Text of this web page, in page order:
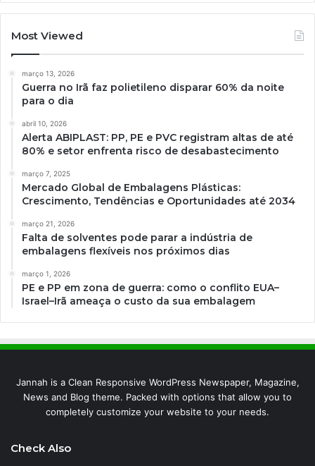
Most Viewed
março 13, 2026
Guerra no Irã faz polietileno disparar 60% da noite
para o dia
abril 10, 2026
Alerta ABIPLAST: PP, PE e PVC registram altas de até
80% e setor enfrenta risco de desabastecimento
março 7, 2025
Mercado Global de Embalagens Plásticas:
Crescimento, Tendências e Oportunidades até 2034
março 21, 2026
Falta de solventes pode parar a indústria de
embalagens flexíveis nos próximos dias
março 1, 2026
PE e PP em zona de guerra: como o conflito EUA–
Israel–Irã ameaça o custo da sua embalagem
Jannah is a Clean Responsive WordPress Newspaper, Magazine,
News and Blog theme. Packed with options that allow you to
completely customize your website to your needs.
Check Also